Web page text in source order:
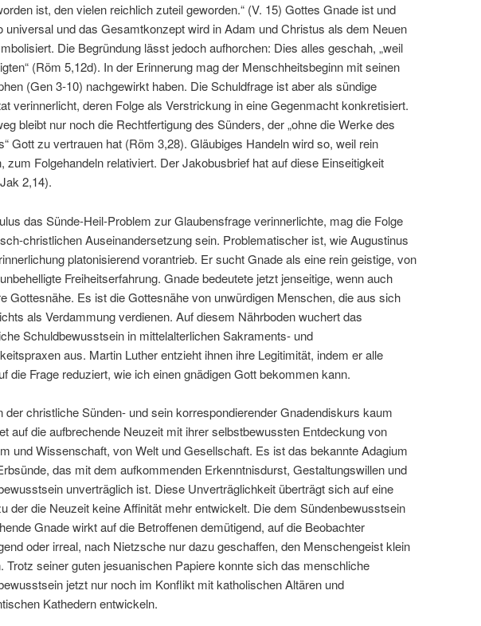
ist, den vielen reichlich zuteil geworden.“ (V. 15) Gottes Gnade ist und
universal und das Gesamtkonzept wird in Adam und Christus als dem Neuen
Die Begründung lässt jedoch aufhorchen: Dies alles geschah, „weil
(Röm 5,12d). In der Erinnerung mag der Menschheitsbeginn mit seinen
(Gen 3-10) nachgewirkt haben. Die Schuldfrage ist aber als sündige
verinnerlicht, deren Folge als Verstrickung in eine Gegenmacht konkretisiert.
bleibt nur noch die Rechtfertigung des Sünders, der „ohne die Werke des
Gott zu vertrauen hat (Röm 3,28). Gläubiges Handeln wird so, weil rein
zum Folgehandeln relativiert. Der Jakobusbrief hat auf diese Einseitigkeit
2,14).
das Sünde-Heil-Problem zur Glaubensfrage verinnerlichte, mag die Folge
christlichen Auseinandersetzung sein. Problematischer ist, wie Augustinus
platonisierend vorantrieb. Er sucht Gnade als eine rein geistige, von
Freiheitserfahrung. Gnade bedeutete jetzt jenseitige, wenn auch
Gottesnähe. Es ist die Gottesnähe von unwürdigen Menschen, die aus sich
als Verdammung verdienen. Auf diesem Nährboden wuchert das
Schuldbewusstsein in mittelalterlichen Sakraments- und
aus. Martin Luther entzieht ihnen ihre Legitimität, indem er alle
die Frage reduziert, wie ich einen gnädigen Gott bekommen kann.
der christliche Sünden- und sein korrespondierender Gnadendiskurs kaum
auf die aufbrechende Neuzeit mit ihrer selbstbewussten Entdeckung von
und Wissenschaft, von Welt und Gesellschaft. Es ist das bekannte Adagium
das mit dem aufkommenden Erkenntnisdurst, Gestaltungswillen und
unverträglich ist. Diese Unverträglichkeit überträgt sich auf eine
der die Neuzeit keine Affinität mehr entwickelt. Die dem Sündenbewusstsein
Gnade wirkt auf die Betroffenen demütigend, auf die Beobachter
oder irreal, nach Nietzsche nur dazu geschaffen, den Menschengeist klein
Trotz seiner guten jesuanischen Papiere konnte sich das menschliche
jetzt nur noch im Konflikt mit katholischen Altären und
Kathedern entwickeln.